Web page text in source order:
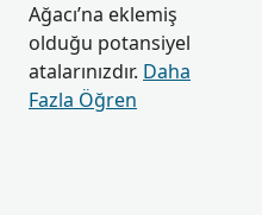
Ağacı’na eklemiş
olduğu potansiyel
atalarınızdır. Daha
Fazla Öğren